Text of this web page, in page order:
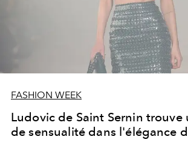
FASHION WEEK
Ludovic de Saint Sernin trouve
de sensualité dans l'élégance